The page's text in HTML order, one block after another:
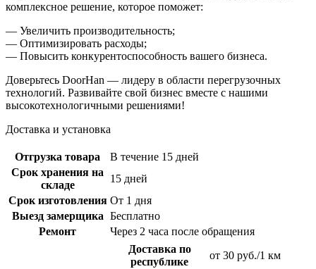
комплексное решение, которое поможет:
— Увеличить производительность;
— Оптимизировать расходы;
— Повысить конкурентоспособность вашего бизнеса.
Доверьтесь DoorHan — лидеру в области перегрузочных
технологий. Развивайте свой бизнес вместе с нашими
высокотехнологичными решениями!
Доставка и установка
Отгрузка товара
В течение 15 дней
Срок хранения на
складе
15 дней
Срок изготовления От 1 дня
Выезд замерщика Бесплатно
Ремонт
Через 2 часа после обращения
Доставка по
республике
от 30 руб./1 км